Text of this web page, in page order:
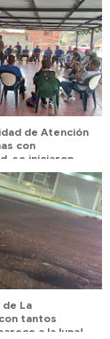
de Atención
con
se iniciaron
de La
tantos
a la luna!